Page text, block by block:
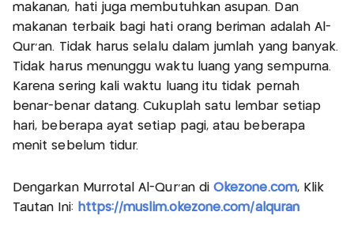
makanan, hati juga membutuhkan asupan. Dan
makanan terbaik bagi hati orang beriman adalah Al-
Qur’an. Tidak harus selalu dalam jumlah yang banyak.
Tidak harus menunggu waktu luang yang sempurna.
Karena sering kali waktu luang itu tidak pernah
benar-benar datang. Cukuplah satu lembar setiap
hari, beberapa ayat setiap pagi, atau beberapa
menit sebelum tidur.
Dengarkan Murrotal Al-Qur'an diOkezone.com, Klik
Tautan Ini: https://muslim.okezone.com/alquran